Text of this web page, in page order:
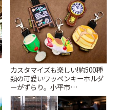
カスタマイズも楽しい!約500種
類の可愛いワッペンキーホルダ
ーがずらり。小平市
「Kimamaya T&K」 | ことりっ
ぷ